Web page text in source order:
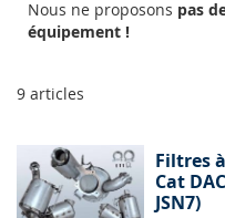
Nous ne proposons pas
équipement !
9 articles
Filtres
Cat
JSN7)